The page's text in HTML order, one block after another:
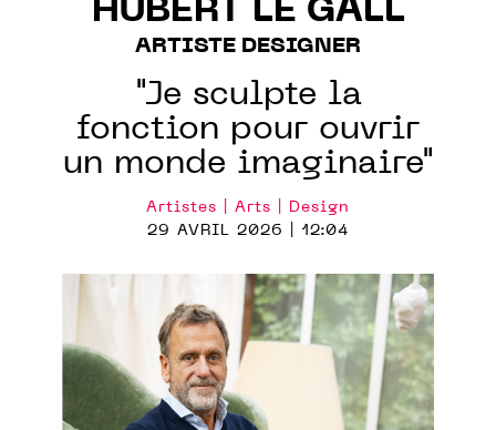
HUBERT LE GALL
ARTISTE DESIGNER
"Je sculpte la
fonction pour ouvrir
un monde imaginaire"
Artistes | Arts | Design
29 AVRIL 2026 | 12:04